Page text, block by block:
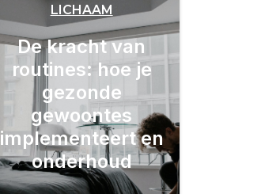
LICHAAM
De kracht van
routines: hoe je
gezonde
gewoontes
implementeert en
onderhoud